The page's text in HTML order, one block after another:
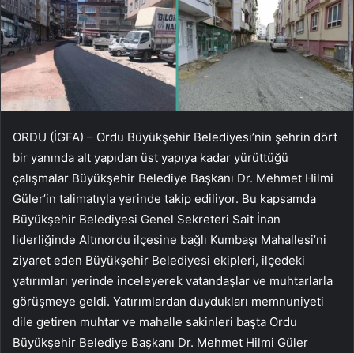
ORDU (İGFA) – Ordu Büyükşehir Belediyesi’nin şehrin dört
bir yanında alt yapıdan üst yapıya kadar yürüttüğü
çalışmalar Büyükşehir Belediye Başkanı Dr. Mehmet Hilmi
Güler’in talimatıyla yerinde takip ediliyor. Bu kapsamda
Büyükşehir Belediyesi Genel Sekreteri Sait İnan
liderliğinde Altınordu ilçesine bağlı Kumbaşı Mahallesi’ni
ziyaret eden Büyükşehir Belediyesi ekipleri, ilçedeki
yatırımları yerinde inceleyerek vatandaşlar ve muhtarlarla
görüşmeye geldi. Yatırımlardan duydukları memnuniyeti
dile getiren muhtar ve mahalle sakinleri başta Ordu
Büyükşehir Belediye Başkanı Dr. Mehmet Hilmi Güler